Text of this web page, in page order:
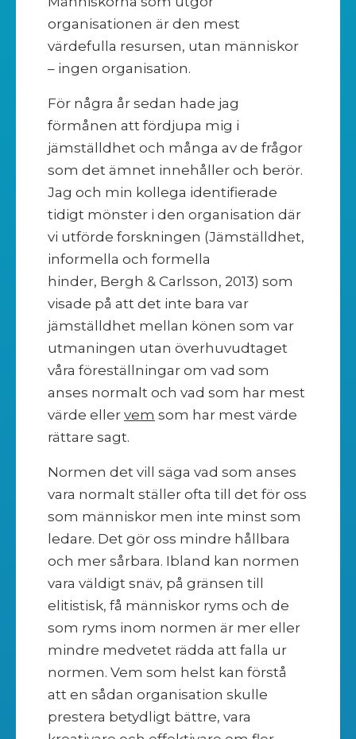
organisationen är den mest
värdefulla resursen, utan människor
– ingen organisation.
För några år sedan hade jag
förmånen att fördjupa mig i
jämställdhet och många av de frågor
som det ämnet innehåller och berör.
Jag och min kollega identifierade
tidigt mönster i den organisation där
vi utförde forskningen (Jämställdhet,
informella och formella
hinder, Bergh & Carlsson, 2013) som
visade på att det inte bara var
jämställdhet mellan könen som var
utmaningen utan överhuvudtaget
våra föreställningar om vad som
anses normalt och vad som har mest
värde eller vem som har mest värde
rättare sagt.
Normen det vill säga vad som anses
vara normalt ställer ofta till det för oss
som människor men inte minst som
ledare. Det gör oss mindre hållbara
och mer sårbara. Ibland kan normen
vara väldigt snäv, på gränsen till
elitistisk, få människor ryms och de
som ryms inom normen är mer eller
mindre medvetet rädda att falla ur
normen. Vem som helst kan förstå
att en sådan organisation skulle
prestera betydligt bättre, vara